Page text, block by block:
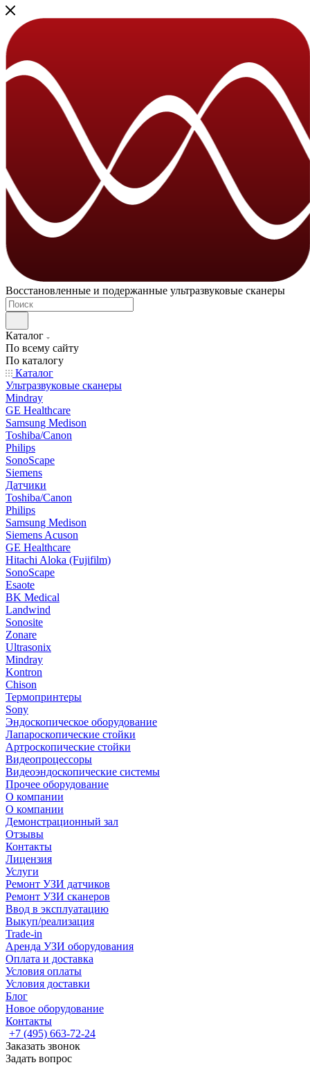
Восстановленные и подержанные ультразвуковые сканеры
Каталог
По всему сайту
По каталогу
Каталог
Ультразвуковые сканеры
Mindray
GE Healthcare
Samsung Medison
Toshiba/Canon
Philips
SonoScape
Siemens
Датчики
Toshiba/Canon
Philips
Samsung Medison
Siemens Acuson
GE Healthcare
Hitachi Aloka (Fujifilm)
SonoScape
Esaote
BK Medical
Landwind
Sonosite
Zonare
Ultrasonix
Mindray
Kontron
Chison
Термопринтеры
Sony
Эндоскопическое оборудование
Лапароскопические стойки
Артроскопические стойки
Видеопроцессоры
Видеоэндоскопические системы
Прочее оборудование
О компании
О компании
Демонстрационный зал
Отзывы
Контакты
Лицензия
Услуги
Ремонт УЗИ датчиков
Ремонт УЗИ сканеров
Ввод в эксплуатацию
Выкуп/реализация
Trade-in
Аренда УЗИ оборудования
Оплата и доставка
Условия оплаты
Условия доставки
Блог
Новое оборудование
Контакты
+7 (495) 663-72-24
Заказать звонок
Задать вопрос